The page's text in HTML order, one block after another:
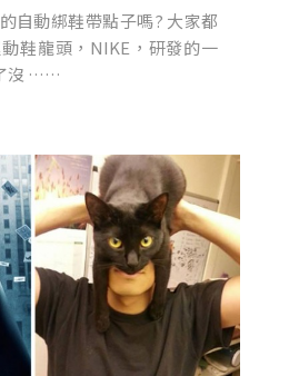
自動綁鞋帶點子嗎? 大家都
鞋龍頭，NIKE，研發的一
沒 ……